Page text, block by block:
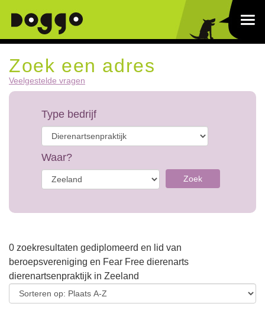
Zoek een adres
Veelgestelde vragen
Type bedrijf
Waar?
Zoek
0 zoekresultaten gediplomeerd en lid van
beroepsvereniging en Fear Free dierenarts
dierenartsenpraktijk in Zeeland